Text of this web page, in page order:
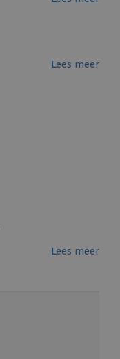
Lees meer
Lees meer